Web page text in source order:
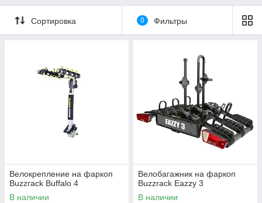
Сортировка 0 Фильтры
Велокрепление на фаркоп
Buzzrack Buffalo 4
В наличии
Велобагажник на фаркоп
Buzzrack Eazzy 3
В наличии